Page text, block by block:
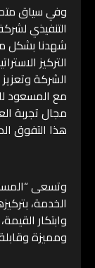
وفي سياق
التنفيذي
شهدنا بشكل
التركيز
الشركة
مع المسعود
مجال تجربة
هذا التفوق
وتسعى
الخدمة،
وابتكار
ومميزة